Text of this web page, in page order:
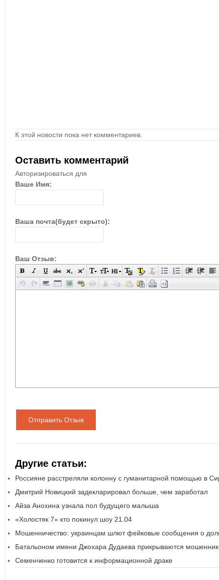
К этой новости пока нет комментариев.
Оставить комментарий
Авторизироваться для
Ваше Имя:
Ваша почта(будет скрыто):
Ваш Отзыв:
Отправить Отзыв
Другие статьи:
Россияне расстреляли колонну с гуманитарной помощью в
Дмитрий Новицкий задекларировал больше, чем заработал
Айза Анохина узнала пол будущего малыша
«Холостяк 7» кто покинул шоу 21.04
Мошенничество: украинцам шлют фейковые сообщения о
Батальоном имени Джохара Дудаева прикрываются
Семенченко готовится к информационной драке